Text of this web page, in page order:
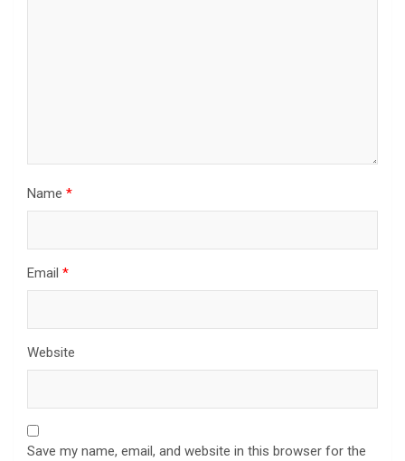
Name *
Email *
Website
Save my name, email, and website in this browser for the